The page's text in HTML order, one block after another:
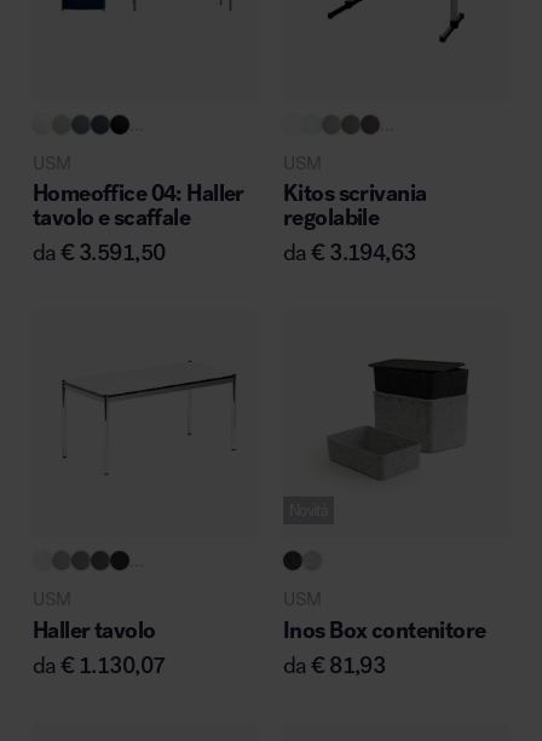
Area hospitality
MillerKnoll
...
USM
Homeoffice 04: Haller
tavolo e scaffale
da€ 3.591,50
USM
Kitos scrivania
regolabile
da€ 3.194,63
...
USM
Haller tavolo
da€ 1.130,07
USM
Inos Box contenitore
da€ 81,93